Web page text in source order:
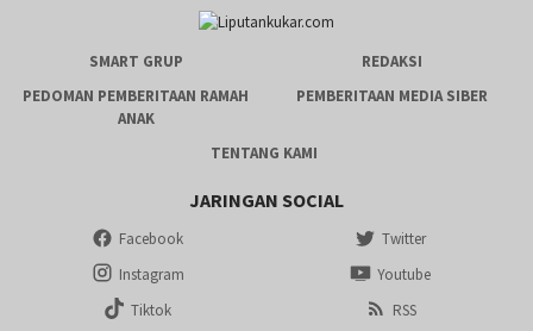
SMART GRUP
REDAKSI
PEDOMAN PEMBERITAAN RAMAH
ANAK
PEMBERITAAN MEDIA SIBER
TENTANG KAMI
JARINGAN SOCIAL
Facebook
Twitter
Instagram
Youtube
Tiktok
RSS